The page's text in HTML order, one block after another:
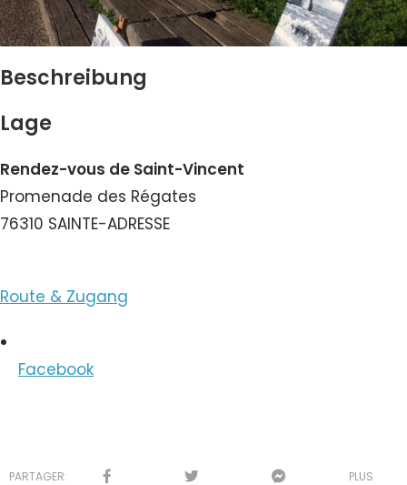
Beschreibung
Lage
Rendez-vous de Saint-Vincent
Promenade des Régates
76310 SAINTE-ADRESSE
Route & Zugang
Facebook
PARTAGER:
PLUS